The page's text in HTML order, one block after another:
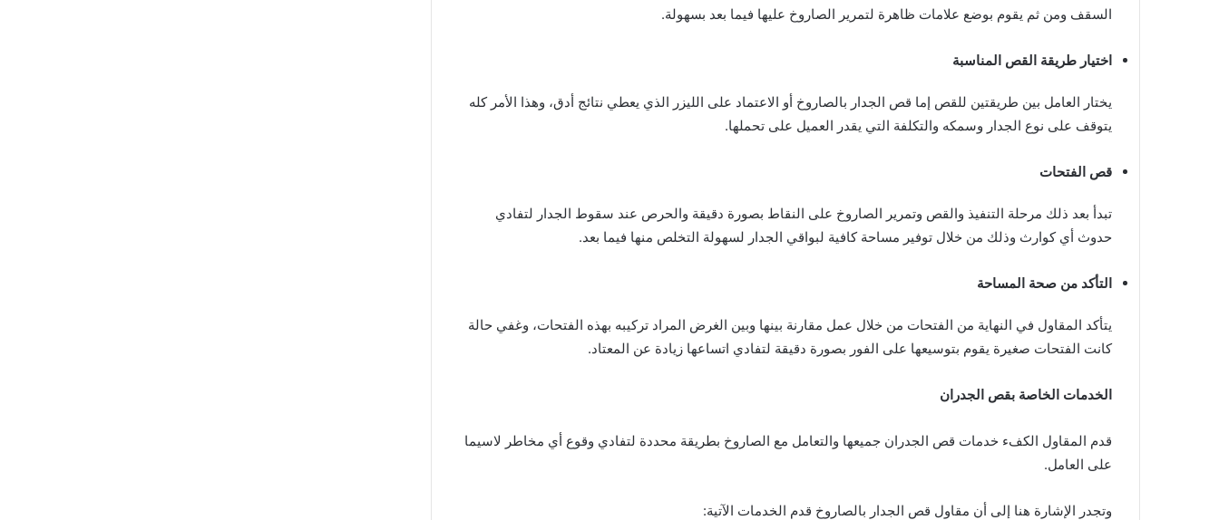
السقف ومن ثم يقوم بوضع علامات ظاهرة لتمرير الصاروخ عليها فيما بعد بسهولة.
اختيار طريقة القص المناسبة
يختار العامل بين طريقتين للقص إما قص الجدار بالصاروخ أو الاعتماد على الليزر الذي يعطي نتائج أدق، وهذا الأمر كله
يتوقف على نوع الجدار وسمكه والتكلفة التي يقدر العميل على تحملها.
قص الفتحات
تبدأ بعد ذلك مرحلة التنفيذ والقص وتمرير الصاروخ على النقاط بصورة دقيقة والحرص عند سقوط الجدار لتفادي
حدوث أي كوارث وذلك من خلال توفير مساحة كافية لبواقي الجدار لسهولة التخلص منها فيما بعد.
التأكد من صحة المساحة
يتأكد المقاول في النهاية من الفتحات من خلال عمل مقارنة بينها وبين الغرض المراد تركيبه بهذه الفتحات، وغفي حالة
كانت الفتحات صغيرة يقوم بتوسيعها على الفور بصورة دقيقة لتفادي اتساعها زيادة عن المعتاد.
الخدمات الخاصة بقص الجدران
قدم المقاول الكفء خدمات قص الجدران جميعها والتعامل مع الصاروخ بطريقة محددة لتفادي وقوع أي مخاطر لاسيما
على العامل.
وتجدر الإشارة هنا إلى أن مقاول قص الجدار بالصاروخ قدم الخدمات الآتية: